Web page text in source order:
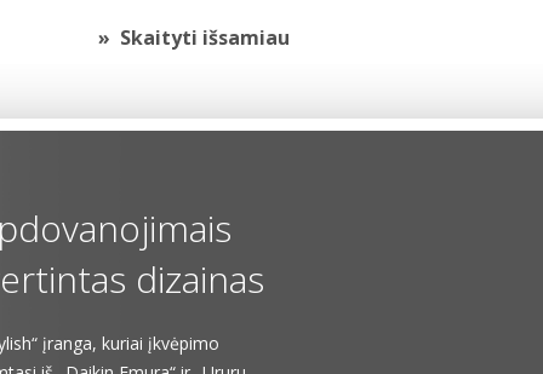
Skaityti išsamiau
dizainas
įranga, kuriai įkvėpimo